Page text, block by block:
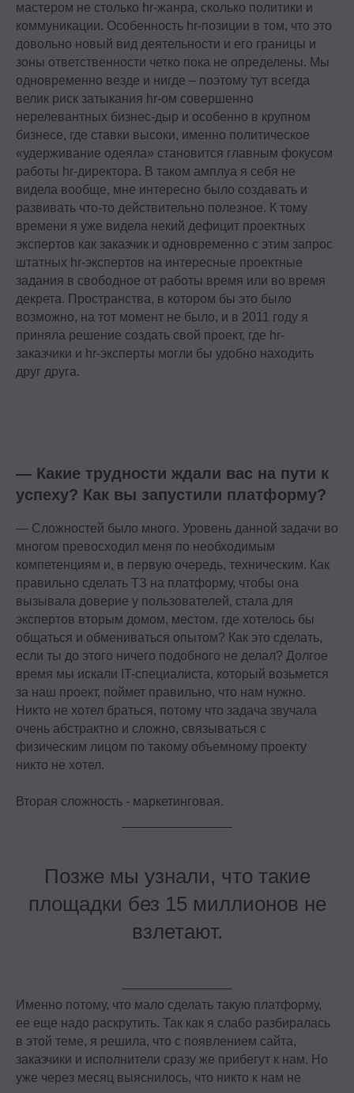
мастером не столько hr-жанра, сколько политики и
коммуникации. Особенность hr-позиции в том, что это
довольно новый вид деятельности и его границы и
зоны ответственности четко пока не определены. Мы
одновременно везде и нигде – поэтому тут всегда
велик риск затыкания hr-ом совершенно
нерелевантных бизнес-дыр и особенно в крупном
бизнесе, где ставки высоки, именно политическое
«удерживание одеяла» становится главным фокусом
работы hr-директора. В таком амплуа я себя не
видела вообще, мне интересно было создавать и
развивать что-то действительно полезное. К тому
времени я уже видела некий дефицит проектных
экспертов как заказчик и одновременно с этим запрос
штатных hr-экспертов на интересные проектные
задания в свободное от работы время или во время
декрета. Пространства, в котором бы это было
возможно, на тот момент не было, и в 2011 году я
приняла решение создать свой проект, где hr-
заказчики и hr-эксперты могли бы удобно находить
друг друга.
— Какие трудности ждали вас на пути к
успеху? Как вы запустили платформу?
— Сложностей было много. Уровень данной задачи во
многом превосходил меня по необходимым
компетенциям и, в первую очередь, техническим. Как
правильно сделать ТЗ на платформу, чтобы она
вызывала доверие у пользователей, стала для
экспертов вторым домом, местом, где хотелось бы
общаться и обмениваться опытом? Как это сделать,
если ты до этого ничего подобного не делал? Долгое
время мы искали IT-специалиста, который возьмется
за наш проект, поймет правильно, что нам нужно.
Никто не хотел браться, потому что задача звучала
очень абстрактно и сложно, связываться с
физическим лицом по такому объемному проекту
никто не хотел.
Вторая сложность - маркетинговая.
Позже мы узнали, что такие
площадки без 15 миллионов не
взлетают.
Именно потому, что мало сделать такую платформу,
ее еще надо раскрутить. Так как я слабо разбиралась
в этой теме, я решила, что с появлением сайта,
заказчики и исполнители сразу же прибегут к нам. Но
уже через месяц выяснилось, что никто к нам не